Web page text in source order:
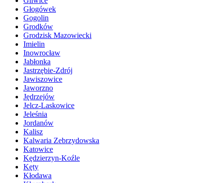
Głogówek
Gogolin
Grodków
Grodzisk Mazowiecki
Imielin
Inowrocław
Jabłonka
Jastrzębie-Zdrój
Jawiszowice
Jaworzno
Jędrzejów
Jelcz-Laskowice
Jeleśnia
Jordanów
Kalisz
Kalwaria Zebrzydowska
Katowice
Kędzierzyn-Koźle
Kęty
Kłodawa